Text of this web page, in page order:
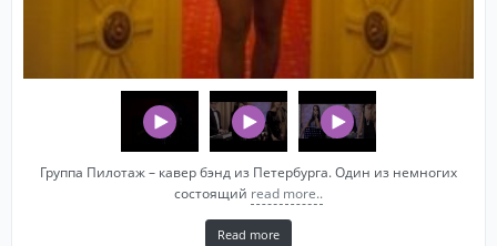
Группа Пилотаж – кавер бэнд из Петербурга. Один из немногих
состоящий read more..
Read more